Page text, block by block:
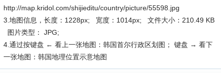
http://map.kridol.com/shijieditu/country/picture/55598.jpg
3.地图信息，长度：1228px; 宽度：1014px; 文件大小：210.49 KB
图片类型： JPG;
4.通过按键盘 ← 看上一张地图：韩国首尔行政区划图； 键盘 → 看下
一张地图：韩国地理位置示意地图